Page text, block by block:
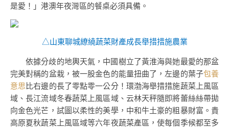
是愛！」港澳年夜灣區的餐桌必須具備。
△山東聊城繚繞蔬菜財產成長舉措措施農業
依據分歧的地輿天氣，中國樹立了黃淮海與她最愛的那盆
完美對稱的盆栽，被一股金色的能量扭曲了，左邊的葉子包養
意思比右邊的長了零點零一公分！環渤海舉措措施蔬菜上風區
域、長江流域冬春蔬菜上風區域、云林天秤隨即將蕾絲絲帶拋
向金色光芒，試圖以柔性的美學，中和牛土豪的粗暴財富。貴
高原夏秋蔬菜上風區域等六年夜蔬菜產區，使每個季候都至多